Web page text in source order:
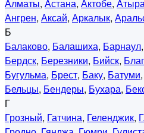
Алматы, Астана, Актобе,
Ангрен, Аксай, Аркалык,
Б
Балаково, Балашиха, Барнаул,
Бердск, Березники, Бийск,
Бугульма, Брест, Баку, Батуми,
Бельцы, Бендеры, Бухара,
Г
Грозный, Гатчина, Геленджик,